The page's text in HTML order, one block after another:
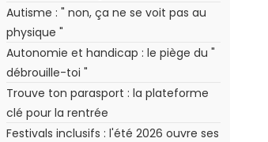
Autisme : " non, ça ne se voit pas au
physique "
Autonomie et handicap : le piège du "
débrouille-toi "
Trouve ton parasport : la plateforme
clé pour la rentrée
Festivals inclusifs : l'été 2026 ouvre ses